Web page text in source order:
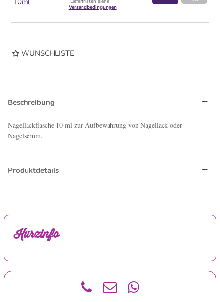
10ml
Lieferfristen siehe
Versandbedingungen
WUNSCHLISTE
Beschreibung
Nagellackflasche 10 ml zur Aufbewahrung von Nagellack oder
Nagelserum.
Produktdetails
Kurzinfo